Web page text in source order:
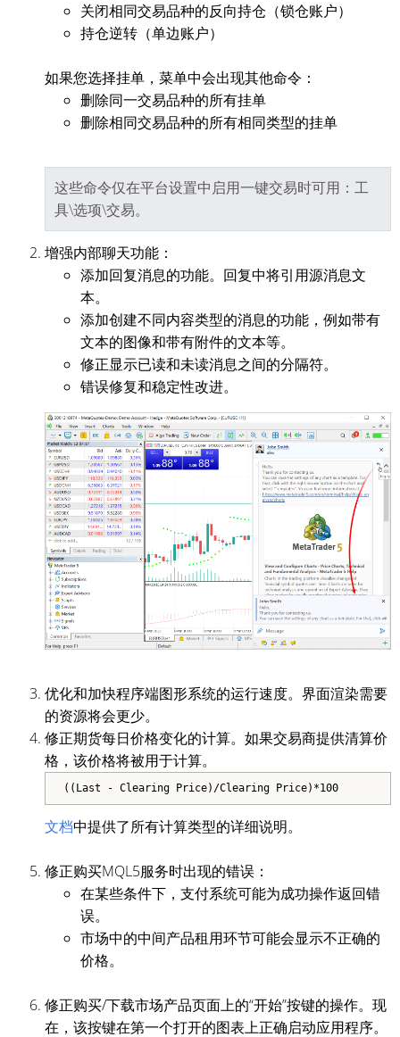
关闭相同交易品种的反向持仓（锁仓账户）
持仓逆转（单边账户）
如果您选择挂单，菜单中会出现其他命令：
删除同一交易品种的所有挂单
删除相同交易品种的所有相同类型的挂单
这些命令仅在平台设置中启用一键交易时可用：工
具\选项\交易。
增强内部聊天功能：
添加回复消息的功能。回复中将引用源消息文
本。
添加创建不同内容类型的消息的功能，例如带有
文本的图像和带有附件的文本等。
修正显示已读和未读消息之间的分隔符。
错误修复和稳定性改进。
优化和加快程序端图形系统的运行速度。界面渲染需要
的资源将会更少。
修正期货每日价格变化的计算。如果交易商提供清算价
格，该价格将被用于计算。
((Last - Clearing Price)/Clearing Price)*100
文档中提供了所有计算类型的详细说明。
修正购买MQL5服务时出现的错误：
在某些条件下，支付系统可能为成功操作返回错
误。
市场中的中间产品租用环节可能会显示不正确的
价格。
修正购买/下载市场产品页面上的“开始”按键的操作。现
在，该按键在第一个打开的图表上正确启动应用程序。